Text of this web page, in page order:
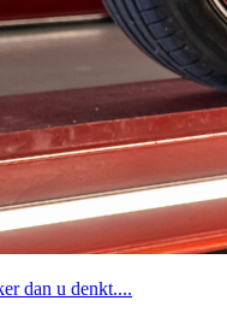
dan u denkt....